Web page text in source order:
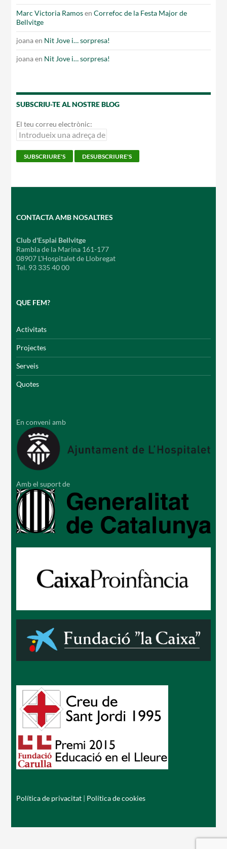
Marc Victoria RamosenCorrefoc de la Festa Major de
Bellvitge
joanaen Nit Jove i… sorpresa!
joanaen Nit Jove i… sorpresa!
SUBSCRIU-TE AL NOSTRE BLOG
El teu correu electrònic:
CONTACTA AMB NOSALTRES
Club d'Esplai Bellvitge
Rambla de la Marina 161-177
08907 L'Hospitalet de Llobregat
Tel. 93 335 40 00
QUE FEM?
Activitats
Projectes
Serveis
Quotes
En conveni amb
Amb el suport de
Política de privacitat | Política de cookies